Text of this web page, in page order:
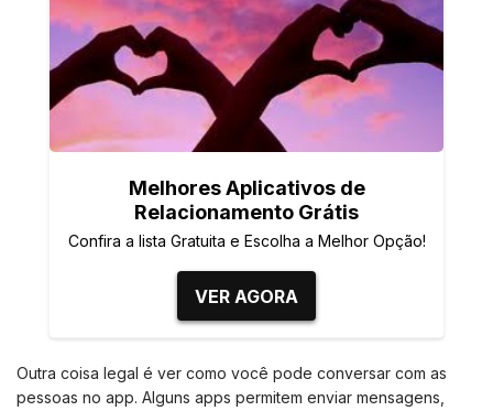
Melhores Aplicativos de
Relacionamento Grátis
Confira a lista Gratuita e Escolha a Melhor Opção!
VER AGORA
Outra coisa legal é ver como você pode conversar com as
pessoas no app. Alguns apps permitem enviar mensagens,